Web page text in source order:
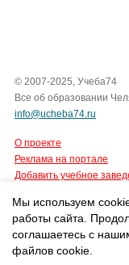
© 2007-2025, Учеба74
Все об образовании
info@ucheba74.ru
О проекте
Реклама на портале
Добавить учебное
Все права защищены.
Интернет-агентство
cоздание сайтов,
Мы используем
работы сайта.
соглашаетесь с
файлов cookie.